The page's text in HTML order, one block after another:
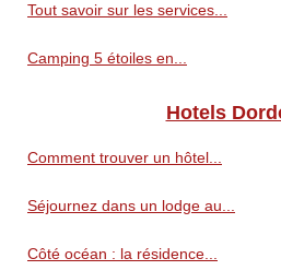
Tout savoir sur les services...
Camping 5 étoiles en...
Hotels
Comment trouver un hôtel...
Séjournez dans un lodge au...
Côté océan : la résidence...